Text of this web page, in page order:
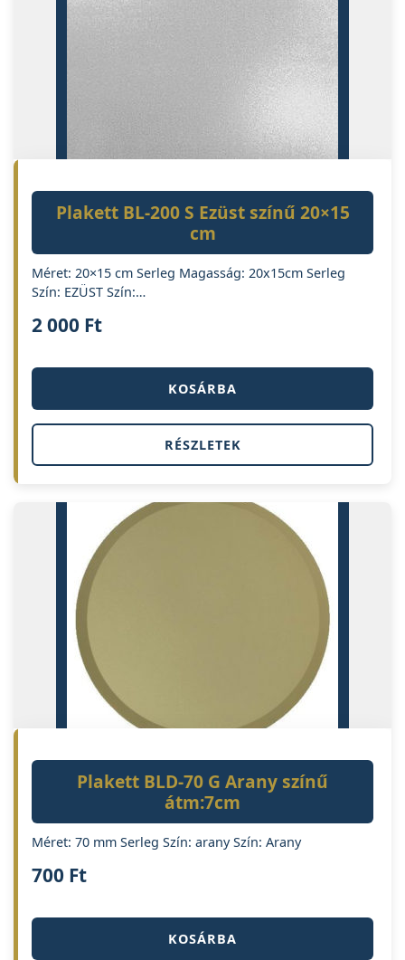
Plakett BL-200 S Ezüst színű 20×15
cm
Méret: 20×15 cm Serleg Magasság: 20x15cm Serleg
Szín: EZÜST Szín:…
2 000 Ft
KOSÁRBA
RÉSZLETEK
Plakett BLD-70 G Arany színű
átm:7cm
Méret: 70 mm Serleg Szín: arany Szín: Arany
700 Ft
KOSÁRBA